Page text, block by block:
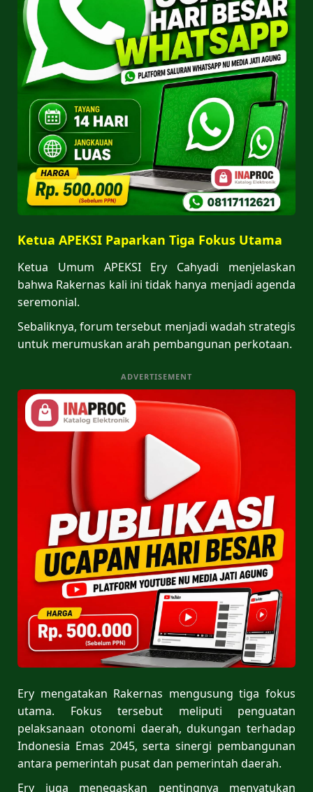
Ketua APEKSI Paparkan Tiga Fokus Utama
Ketua Umum APEKSI Ery Cahyadi menjelaskan
bahwa Rakernas kali ini tidak hanya menjadi agenda
seremonial.
Sebaliknya, forum tersebut menjadi wadah strategis
untuk merumuskan arah pembangunan perkotaan.
ADVERTISEMENT
Ery mengatakan Rakernas mengusung tiga fokus
utama. Fokus tersebut meliputi penguatan
pelaksanaan otonomi daerah, dukungan terhadap
Indonesia Emas 2045, serta sinergi pembangunan
antara pemerintah pusat dan pemerintah daerah.
Ery juga menegaskan pentingnya menyatukan